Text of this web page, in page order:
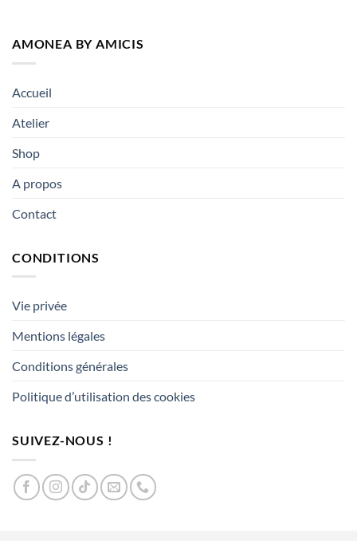
AMONEA BY AMICIS
Accueil
Atelier
Shop
A propos
Contact
CONDITIONS
Vie privée
Mentions légales
Conditions générales
Politique d’utilisation des cookies
SUIVEZ-NOUS !